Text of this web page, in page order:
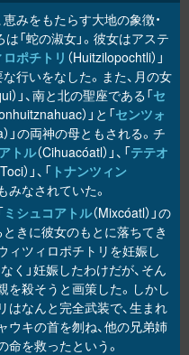
みをもたらす大地の象徴・
「蛇の淑女」。彼女はアステ
ポチトリ （Huitzilopochtli）」
行いをなした。また、月の女
）」、南と北の聖座である「セ
）」と「センツォ
」の両神の母ともされる。チ
トル（Cihuacóatl）」、「テテオ
Toci）」、「 トナンツィン
みなされていた。
ミシュコアトル（Mixcóatl）」の
きに彼女のもとに落ちてき
ィツィロポチトリを妊娠し
く」妊娠したわけだが、そん
を殺そうと画策した。しかし
なんと完全武装で、生まれ
キの首を刎ね、他の兄弟姉
を救ったという。